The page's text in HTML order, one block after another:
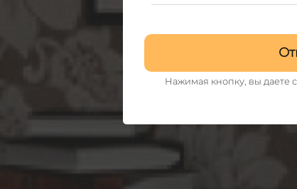
Нажимая кнопку, вы даете